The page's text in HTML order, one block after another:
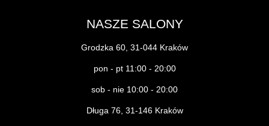
NASZE SALONY
Grodzka 60, 31-044 Kraków
pon - pt 11:00 - 20:00
sob - nie 10:00 - 20:00
Długa 76, 31-146 Kraków